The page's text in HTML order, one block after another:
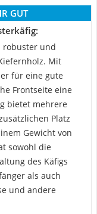
GUT
robuster und
Mit
für eine gute
Frontseite eine
bietet mehrere
Platz
Gewicht von
sowohl die
des Käfigs
als auch
und andere